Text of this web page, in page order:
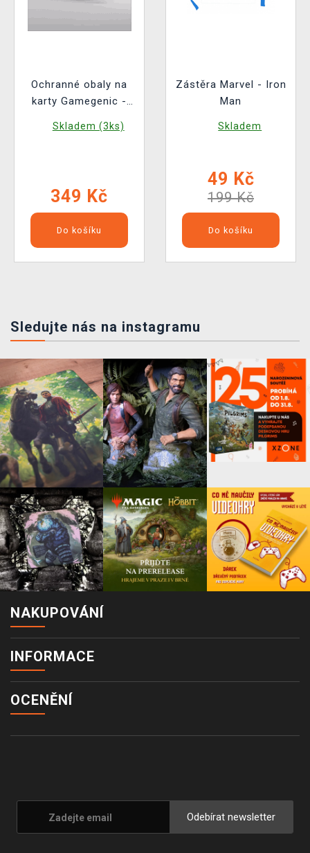
Ochranné obaly na
karty Gamegenic -
- Premium Double
Skladem (3ks)
349 Kč
Do košíku
Zástěra Marvel - Iron
Man
Skladem
49 Kč
199 Kč
Do košíku
Sledujte nás na instagramu
NAKUPOVÁNÍ
INFORMACE
OCENĚNÍ
Odebírat newsletter